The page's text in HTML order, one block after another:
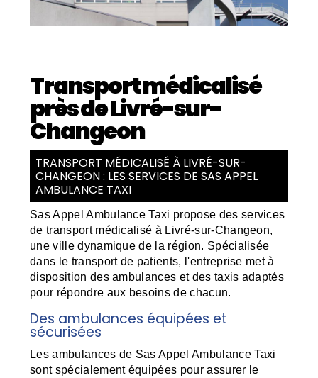
Transport médicalisé
près de Livré-sur-
Changeon
TRANSPORT MÉDICALISÉ À LIVRÉ-SUR-
CHANGEON : LES SERVICES DE SAS APPEL
AMBULANCE TAXI
Sas Appel Ambulance Taxi propose des services
de transport médicalisé à Livré-sur-Changeon,
une ville dynamique de la région. Spécialisée
dans le transport de patients, l'entreprise met à
disposition des ambulances et des taxis adaptés
pour répondre aux besoins de chacun.
Des ambulances équipées et
sécurisées
Les ambulances de Sas Appel Ambulance Taxi
sont spécialement équipées pour assurer le